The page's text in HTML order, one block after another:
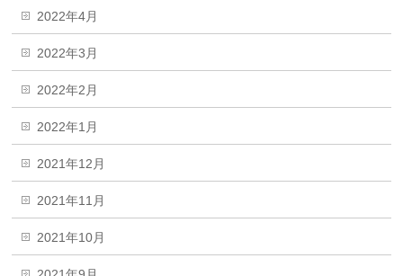
2022年4月
2022年3月
2022年2月
2022年1月
2021年12月
2021年11月
2021年10月